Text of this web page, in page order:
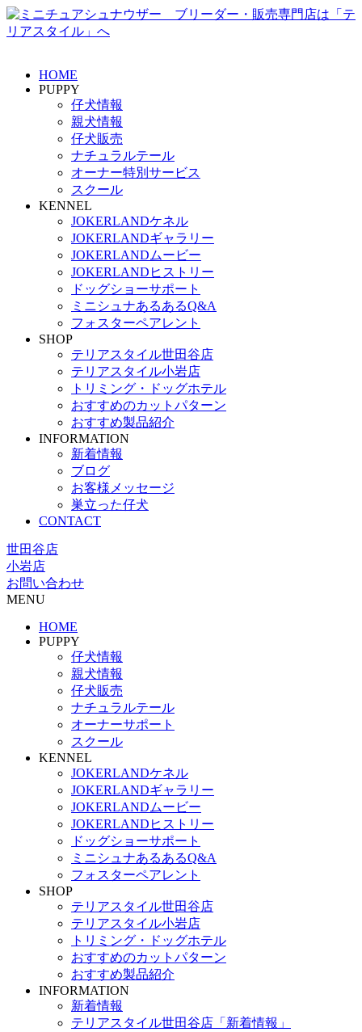
HOME
PUPPY
仔犬情報
親犬情報
仔犬販売
ナチュラルテール
オーナー特別サービス
スクール
KENNEL
JOKERLANDケネル
JOKERLANDギャラリー
JOKERLANDムービー
JOKERLANDヒストリー
ドッグショーサポート
ミニシュナあるあるQ&A
フォスターペアレント
SHOP
テリアスタイル世田谷店
テリアスタイル小岩店
トリミング・ドッグホテル
おすすめのカットパターン
おすすめ製品紹介
INFORMATION
新着情報
ブログ
お客様メッセージ
巣立った仔犬
CONTACT
世田谷店
小岩店
お問い合わせ
MENU
HOME
PUPPY
仔犬情報
親犬情報
仔犬販売
ナチュラルテール
オーナーサポート
スクール
KENNEL
JOKERLANDケネル
JOKERLANDギャラリー
JOKERLANDムービー
JOKERLANDヒストリー
ドッグショーサポート
ミニシュナあるあるQ&A
フォスターペアレント
SHOP
テリアスタイル世田谷店
テリアスタイル小岩店
トリミング・ドッグホテル
おすすめのカットパターン
おすすめ製品紹介
INFORMATION
新着情報
テリアスタイル世田谷店「新着情報」